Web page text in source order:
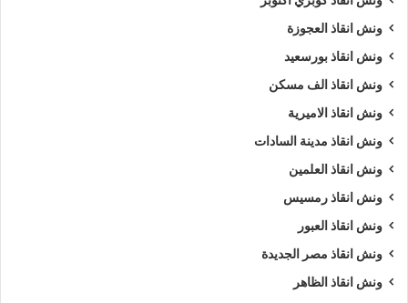
ونش انقاذ العجوزة
ونش انقاذ بورسعيد
ونش انقاذ الف مسكن
ونش انقاذ الاميرية
ونش انقاذ مدينة السادات
ونش انقاذ العلمين
ونش انقاذ رمسيس
ونش انقاذ العبور
ونش انقاذ مصر الجديدة
ونش انقاذ الظاهر